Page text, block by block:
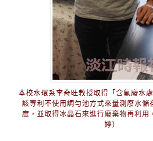
本校水環系李奇旺教授取得「含氟廢水
該專利不使用調勻池方式來量測廢水儲
度，並取得冰晶石來進行廢棄物再利用
婷）